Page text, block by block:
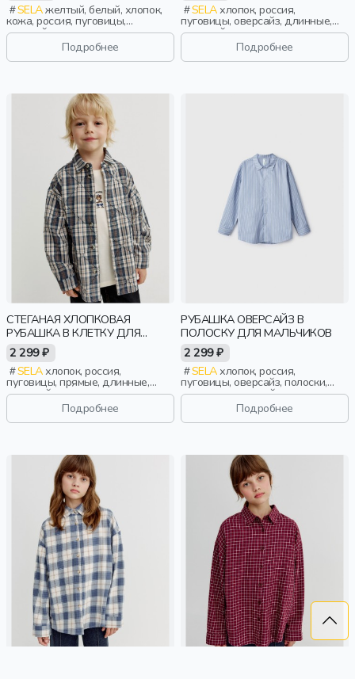
SELAжелтый, белый, хлопок,
кожа, россия, пуговицы,
оверсайз, прямые, удлиненные,
длинные, длинный рукав,
застежка, школа, свободные,
защип, карман, воротник,
Подробнее
SELAхлопок, россия,
пуговицы, оверсайз, длинные,
длинный рукав, застежка,
складки, свободные, клетка,
карман, воротник, девочки, дети
Подробнее
СТЕГАНАЯ ХЛОПКОВАЯ
РУБАШКА В КЛЕТКУ ДЛЯ
МАЛЬЧИКОВ
2 299 ₽
SELAхлопок, россия,
пуговицы, прямые, длинные,
длинный рукав, застежка,
стеганые, свободные, клетка,
воротник, мальчики, дети
Подробнее
РУБАШКА ОВЕРСАЙЗ В
ПОЛОСКУ ДЛЯ МАЛЬЧИКОВ
2 299 ₽
SELAхлопок, россия,
пуговицы, оверсайз, полоски,
длинные, длинный рукав,
застежка, школа, манжета,
свободные, воротник, мальчики,
дети
Подробнее